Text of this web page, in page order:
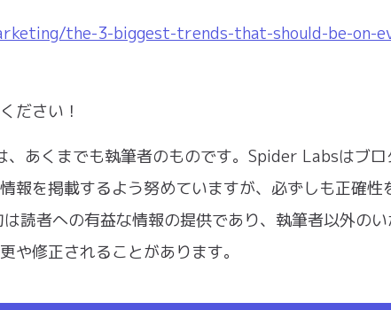
the-3-biggest-trends-that-should-be-on-
ださい！
あくまでも執筆者のものです。Spider Labsはブロ
報を掲載するよう努めていますが、必ずしも正確性
読者への有益な情報の提供であり、執筆者以外のい
や修正されることがあります。